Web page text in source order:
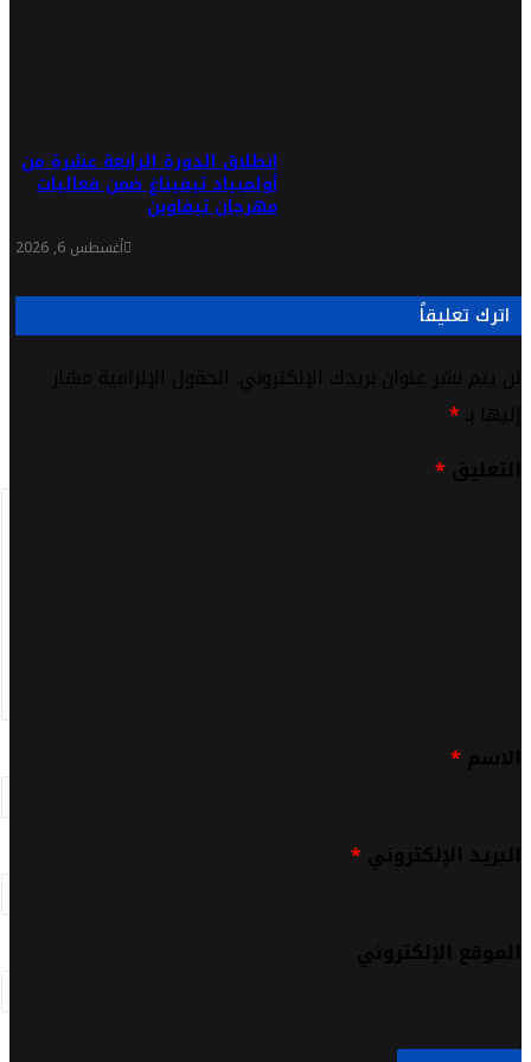
انطلاق الدورة الرابعة عشرة من
أولمبياد تيفيناغ ضمن فعاليات
مهرجان تيفاوين
أغسطس 6, 2026
اترك تعليقاً
لن يتم نشر عنوان بريدك الإلكتروني. الحقول الإلزامية مشار
إليها بـ*
التعليق*
الاسم*
البريد الإلكتروني*
الموقع الإلكتروني